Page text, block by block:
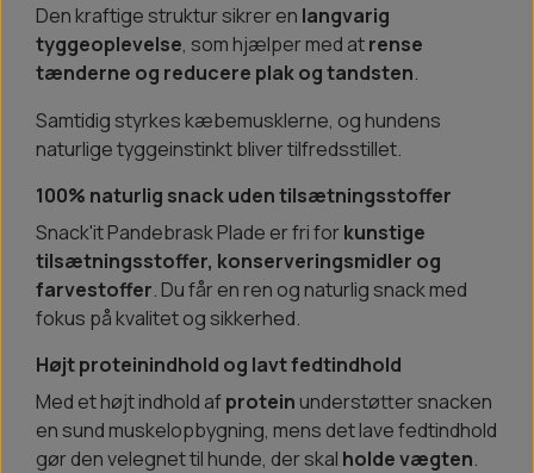
Den kraftige struktur sikrer en langvarig
tyggeoplevelse, som hjælper med atrense
tænderne og reducere plak og tandsten.
Samtidig styrkes kæbemusklerne, og hundens
naturlige tyggeinstinkt bliver tilfredsstillet.
100% naturlig snack uden tilsætningsstoffer
Snack'it Pandebrask Plade er fri forkunstige
tilsætningsstoffer, konserveringsmidler og
farvestoffer. Du får en ren og naturlig snack med
fokus på kvalitet og sikkerhed.
Højt proteinindhold og lavt fedtindhold
Med et højt indhold afprotein understøtter snacken
en sund muskelopbygning, mens det lave fedtindhold
gør den velegnet til hunde, der skal holde vægten.